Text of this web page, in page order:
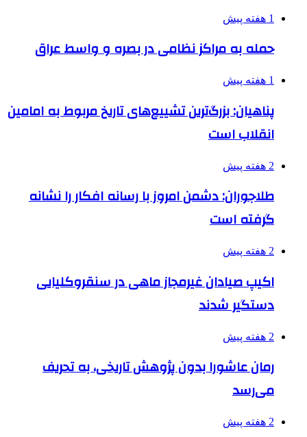
1 هفته پیش
حمله به مراکز نظامی در بصره و واسط عراق
1 هفته پیش
پناهیان: بزرگ‌ترین تشییع‌های تاریخ مربوط به امامین
انقلاب است
2 هفته پیش
طلاجوران: دشمن امروز با رسانه افکار را نشانه
گرفته است
2 هفته پیش
اکیپ صیادان غیرمجاز ماهی در سنقروکلیایی
دستگیر شدند
2 هفته پیش
رمان عاشورا بدون پژوهش تاریخی، به تحریف
می‌رسد
2 هفته پیش